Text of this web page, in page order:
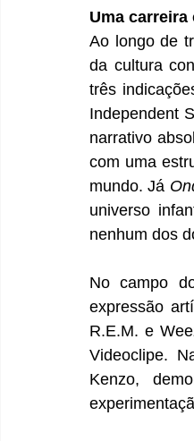
Uma
Ao longo de
da cultura
três
Independent
narrativo
com uma
mundo. Já
universo
nenhum dos
No campo
expressão
R.E.M. e
Videoclipe.
Kenzo,